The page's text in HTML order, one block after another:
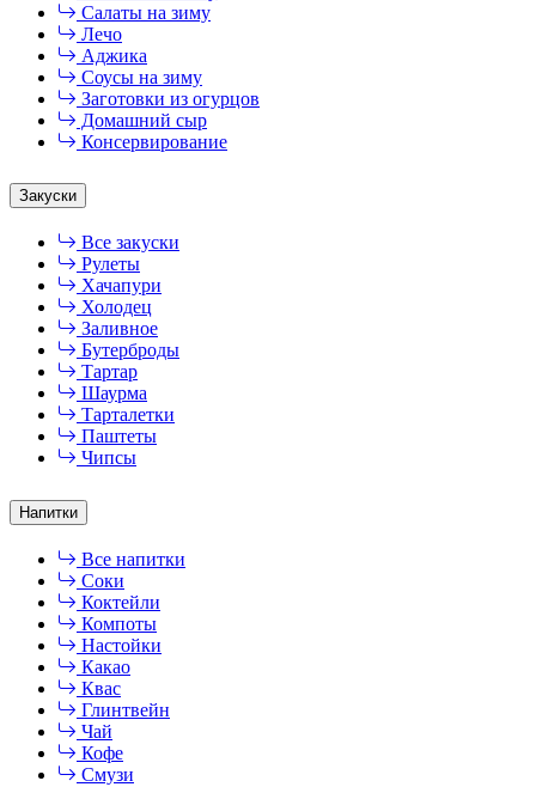
Салаты на зиму
Лечо
Аджика
Соусы на зиму
Заготовки из огурцов
Домашний сыр
Консервирование
Закуски
Все закуски
Рулеты
Хачапури
Холодец
Заливное
Бутерброды
Тартар
Шаурма
Тарталетки
Паштеты
Чипсы
Напитки
Все напитки
Соки
Коктейли
Компоты
Настойки
Какао
Квас
Глинтвейн
Чай
Кофе
Смузи